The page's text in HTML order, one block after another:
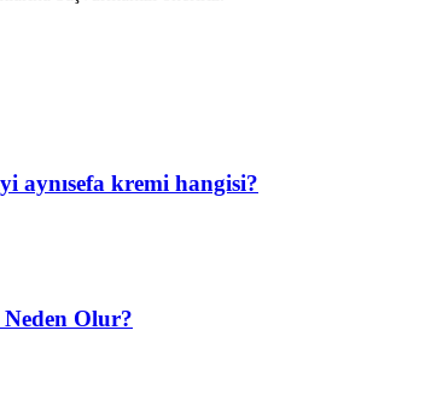
aynısefa kremi hangisi?
Neden Olur?